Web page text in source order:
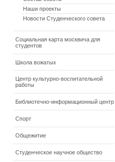
Наши проекты
Новости Студенческого совета
Социальная карта москвича для
студентов
Школа вожатых
Центр культурно-воспитательной
работы
Библиотечно-информационный центр
Спорт
Общежитие
Студенческое научное общество